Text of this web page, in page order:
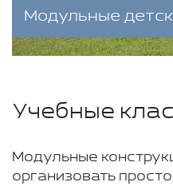
Модульные
Учебные
Модульные
организовать